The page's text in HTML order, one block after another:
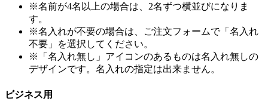
※名前が4名以上の場合は、2名ずつ横並びになりま
す。
※名入れが不要の場合は、ご注文フォームで「名入れ
不要」を選択してください。
※「名入れ無し」アイコンのあるものは名入れ無しの
デザインです。名入れの指定は出来ません。
ビジネス用